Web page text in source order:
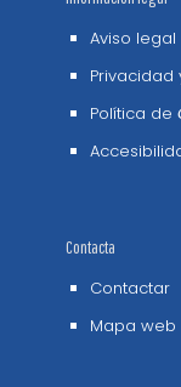
Aviso legal
Política de
Contacta
Contactar
Mapa web